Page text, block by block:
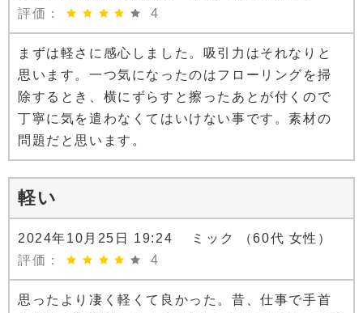
評価：
4
まずは軽さに感心しました。吸引力はそれなりと
思います。一つ気になったのはフローリングを掃
除するとき、横にずらすと擦ったあとが付くので
丁寧に気を遣わなくてはいけない事です。素材の
問題だと思います。
軽い
2024年10月25日 19:24 ミック （60代 女性）
評価：
4
思ったより凄く軽くて良かった。昔、仕事で手首